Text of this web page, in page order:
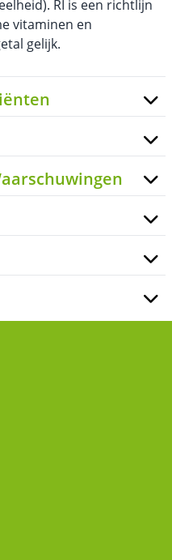
RI is een richtlijn
vitaminen en
gelijk.